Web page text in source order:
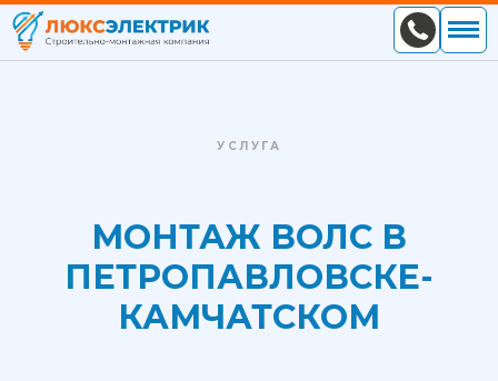
УСЛУГА
МОНТАЖ ВОЛС В
ПЕТРОПАВЛОВСКЕ-
КАМЧАТСКОМ